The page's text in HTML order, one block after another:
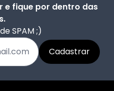
e fique por dentro das
SPAM ;)